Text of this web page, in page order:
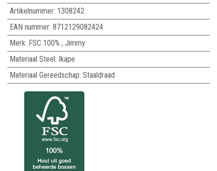
Artikelnummer: 1308242
EAN nummer: 8712129082424
Merk: FSC 100% , Jimmy
Materiaal Steel: Ikape
Materiaal Gereedschap: Staaldraad